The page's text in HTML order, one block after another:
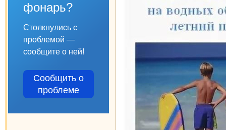
фонарь?
Столкнулись с
проблемой —
сообщите о ней!
Сообщить о
проблеме